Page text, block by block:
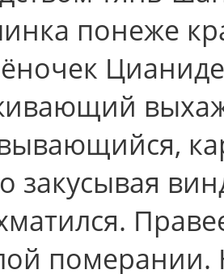
понеже
закусывая
померании.